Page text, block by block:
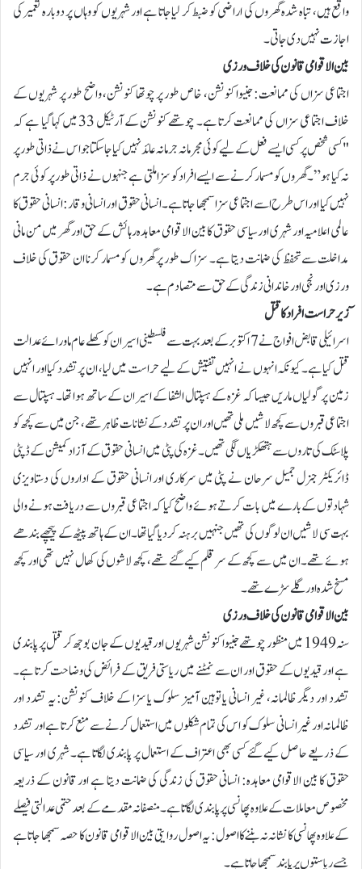
واقع ہیں، تباہ شدہ گھروں کی اراضی کو ضبط کر لیاجاتا ہے اور شہریوں کو وہاں پر دوبارہ تعمیر کی
اجازت نہیں دی جاتی۔
بین الاقوامی قانون کی خلاف ورزی
اجتماعی سزاں کی ممانعت: جنیوا کنونشن، خاص طور پر چوتھا کنونشن، واضح طور پر شہریوں کے
خلاف اجتماعی سزاں کی ممانعت کرتا ہے۔ چوتھے کنونشن کے آرٹیکل 33 میں کہا گیا ہے کہ
"کسی شخص پر کسی ایسے فعل کے لیے کوئی مجرمانہ جرمانہ عائد نہیں کیا جا سکتا جو اس نے ذاتی طور پر
نہ کیا ہو”۔ گھروں کو مسمار کرنے سے ایسے افراد کو سزا ملتی ہے جنہوں نے ذاتی طور پر کوئی جرم
نہیں کیا اور اس طرح اسے اجتماعی سزا سمجھا جاتا ہے۔ انسانی حقوق اور انسانی وقار: انسانی حقوق کا
عالمی اعلامیہ اور شہری اور سیاسی حقوق کا بین الاقوامی معاہدہ رہائش کے حق اور گھر میں من مانی
مداخلت سے تحفظ کی ضمانت دیتا ہے۔ سزا ک طور پر گھروں کو مسمار کرنا ان حقوق کی خلاف
ورزی اور نجی اور خاندانی زندگی کے حق سے متصادم ہے۔
ٓزیر حراست افراد کا قتل
اسرائیلی قابض افواج نے 7 اکتوبر کے بعد بہت سے فلسطینی اسیران کو کھلے عام ماورائے عدالت
قتل کیا ہے۔ کیونکہ انہوں نے انہیں تفتیش کے لیے حراست میں لیا، ان پر تشدد کیا اور انہیں
زمین پر گولیاں ماریں جیسا کہ غزہ کے ہسپتال الشفا کے اسیران کے ساتھ ہوا تھا۔ ہسپتال سے
اجتماعی قبروں سے کچھ لاشیں ملی تھیں اور ان پر تشدد کے نشانات ظاہر تھے، جن میں سے کچھ کو
پلاسٹک کی تاروں سے ہتھکڑیاں لگی تھیں۔غزہ کی پٹی میں انسانی حقوق کے آزاد کمیشن کے ڈپٹی
ڈائریکٹر جنرل جمیل سرحان نے پٹی میں سرکاری اور انسانی حقوق کے اداروں کی دستاویزی
شہادتوں کے بارے میں بات کرتے ہوئے واضح کیا کہ اجتماعی قبروں سے دریافت ہونے والی
بہت سی لاشیں ان لوگوں کی تھیں جنہیں برہنہ کر دیا گیا تھا۔ ان کے ہاتھ پیٹھ کے پیچھے بندھے
ہوئے تھے۔ ان میں سے کچھ کے سر قلم کیے گئے تھے، کچھ لاشوں کی کھال نہیں تھی اور کچھ
مسخ شدہ اور گلے سڑے تھے۔
بین الاقوامی قانون کی خلاف ورزی
سنہ 1949 میں منظور چوتھے جنیوا کنونشن شہریوں اور قیدیوں کے جان بوجھ کر قتل پر پابندی
ہے اور قیدیوں کے حقوق اور ان سے نمٹنے میں ریاستی فریق کے فرائض کی وضاحت کرتا ہے۔
تشدد اور دیگر ظالمانہ، غیر انسانی یا توہین آمیز سلوک یا سزا کے خلاف کنونشن: یہ تشدد اور
ظالمانہ اور غیر انسانی سلوک کو اس کی تمام شکلوں میں استعمال کرنے سے منع کرتا ہے اور تشدد
کے ذریعے حاصل کیے گئے کسی بھی اعتراف کے استعمال پر پابندی لگاتا ہے۔ شہری اور سیاسی
حقوق کا بین الاقوامی معاہدہ: انسانی حقوق کی زندگی کی ضمانت دیتا ہے اور قانون کے ذریعہ
مخصوص معاملات کے علاوہ پھانسی پر پابندی لگاتا ہے۔منصفانہ مقدمے کے بعد حتمی عدالتی فیصلے
کے علاوہ پھانسی کا نشانہ نہ بننے کا اصول: یہ اصول روایتی بین الاقوامی قانون کا حصہ سمجھا جاتا ہے
جسے ریاستوں پر پابند سمجھا جاتا ہے۔